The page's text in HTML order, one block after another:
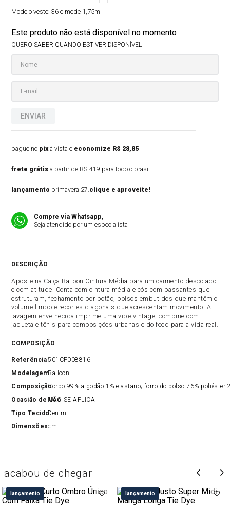
Modelo veste:36 e mede 1,75m
Este produto não está disponível no momento
QUERO SABER QUANDO ESTIVER DISPONÍVEL
ENVIAR
pague no pixà vista e economize R$ 28,85
frete grátis a partir de R$ 419 para todo o brasil
lançamento primavera 27.clique e aproveite!
Compre via Whatsapp,
Seja atendido por um especialista
DESCRIÇÃO
Aposte na Calça Balloon Cintura Média para um caimento descolado
e com atitude. Conta com cintura média e cós com passantes que
estruturam, fechamento por botão, bolsos embutidos que mantêm o
volume limpo e recortes diagonais que acrescentam movimento. A
lavagem envelhecida imprime uma vibe vintage, combine com
jaqueta e tênis para composições urbanas e do feed para a vida real.
COMPOSIÇÃO
Referência501CF008816
ModelagemBalloon
ComposiçãoCorpo 99% algodão 1% elastano; forro do bolso 76% poliéster
Ocasião de UsoNÃO SE APLICA
Tipo TecidoDenim
Dimensõescm
acabou de chegar
lançamento lançamento